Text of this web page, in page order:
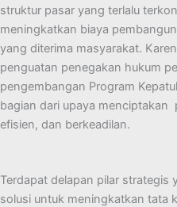
struktur pasar yang terlalu
meningkatkan biaya
yang diterima masyarakat.
penguatan penegakan hukum
pengembangan Program
bagian dari upaya menciptakan
efisien, dan berkeadilan.
Terdapat delapan pilar strategis
solusi untuk meningkatkan tata